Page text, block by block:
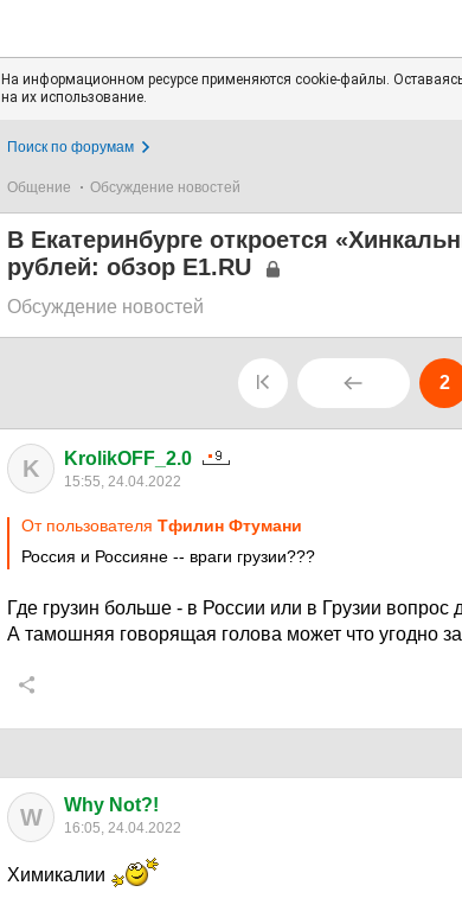
На информационном ресурсе применяются cookie-файлы.
на их использование.
Поиск по форумам
Общение Обсуждение новостей
В Екатеринбурге откроется
рублей: обзор E1.RU
Обсуждение новостей
2
K KrolikOFF_2.0
15:55, 24.04.2022
От пользователя Тфилин Фтумани
Россия и Россияне -- враги грузии???
Где грузин больше - в России или в Грузии вопрос
А тамошняя говорящая голова может что угодно
W Why Not?!
16:05, 24.04.2022
Химикалии